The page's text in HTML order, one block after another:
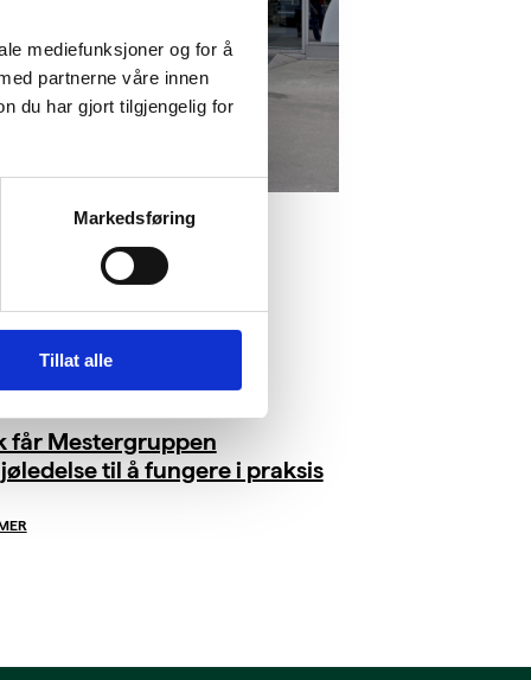
mediefunksjoner og for å
partnerne våre innen
du har gjort tilgjengelig for
Markedsføring
Tillat alle
får Mestergruppen
til å fungere i praksis